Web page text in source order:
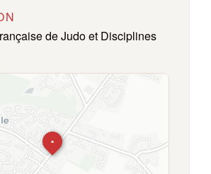
de Judo et Disciplines
•